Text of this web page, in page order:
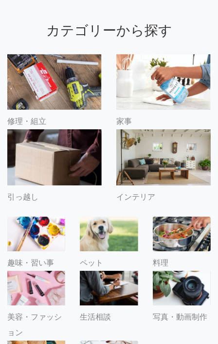
カテゴリーから探す
修理・組立 家事
引っ越し インテリア
趣味・習い事 ペット 料理
美容・ファッシ
ョン
生活相談 写真・動画制作